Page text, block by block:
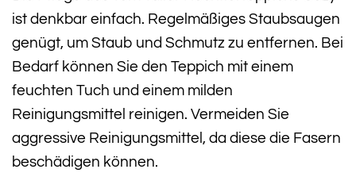
ist denkbar einfach. Regelmäßiges Staubsaugen
genügt, um Staub und Schmutz zu entfernen. Bei
Bedarf können Sie den Teppich mit einem
feuchten Tuch und einem milden
Reinigungsmittel reinigen. Vermeiden Sie
aggressive Reinigungsmittel, da diese die Fasern
beschädigen können.